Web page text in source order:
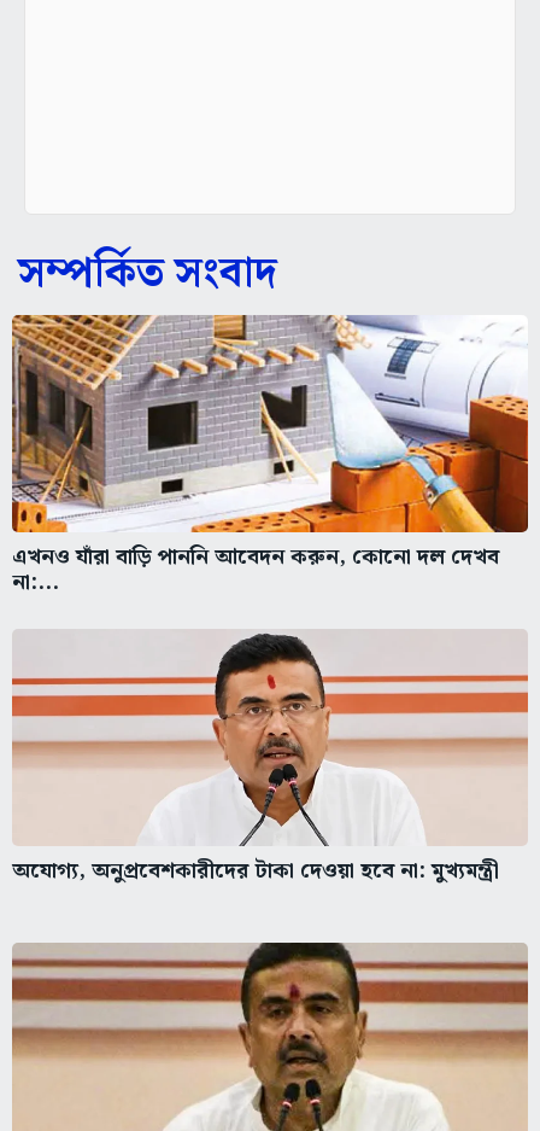
সম্পর্কিত সংবাদ
এখনও যাঁরা বাড়ি পাননি আবেদন করুন, কোনো দল দেখব
না:...
অযোগ্য, অনুপ্রবেশকারীদের টাকা দেওয়া হবে না: মুখ্যমন্ত্রী